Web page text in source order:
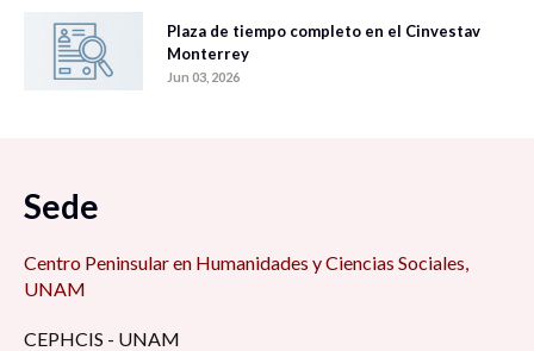
Plaza de tiempo completo en el Cinvestav
Monterrey
Jun 03, 2026
Sede
Centro Peninsular en Humanidades y Ciencias Sociales,
UNAM
CEPHCIS - UNAM